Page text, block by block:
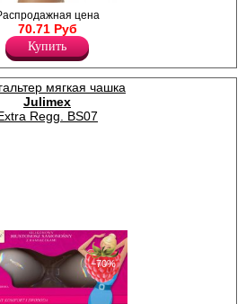
низкие, с
резинкой по
по бокам и на задней
кружево.
8%
92%
цена
70.71 Руб
Купить
мягкая чашка
Julimex
Regg. BS07
−70%